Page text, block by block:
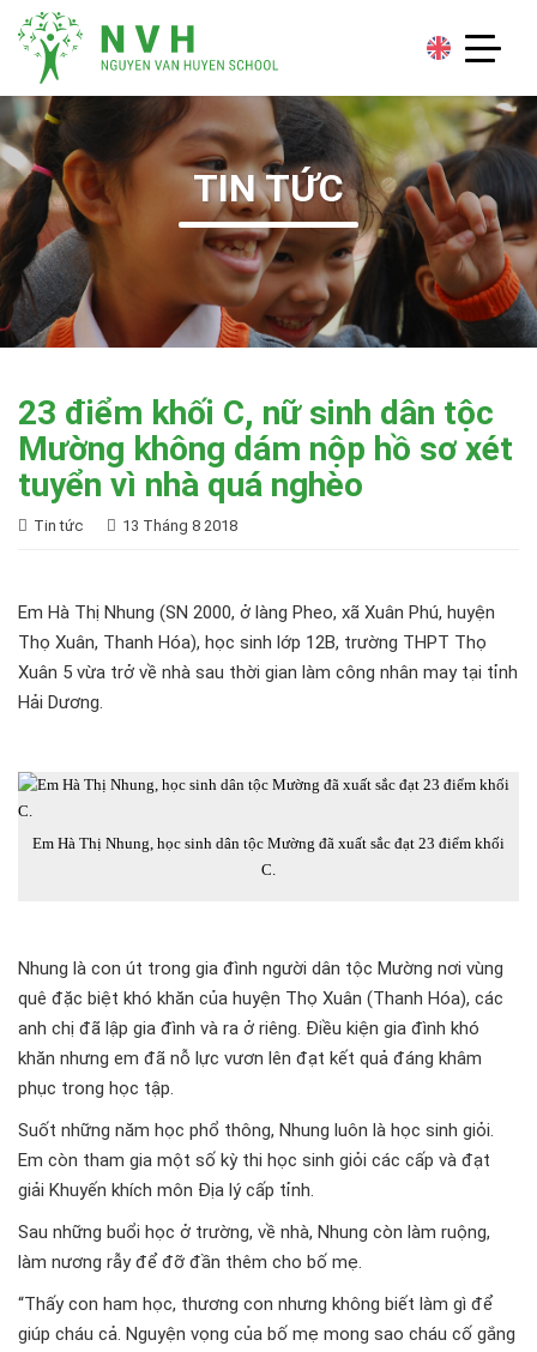
TIN TỨC
23 điểm khối C, nữ sinh dân tộc
Mường không dám nộp hồ sơ xét
tuyển vì nhà quá nghèo
Tin tức 13 Tháng 8 2018
Em Hà Thị Nhung (SN 2000, ở làng Pheo, xã Xuân Phú, huyện
Thọ Xuân, Thanh Hóa), học sinh lớp 12B, trường THPT Thọ
Xuân 5 vừa trở về nhà sau thời gian làm công nhân may tại tỉnh
Hải Dương.
Em Hà Thị Nhung, học sinh dân tộc Mường đã xuất sắc đạt 23 điểm khối
C.
Nhung là con út trong gia đình người dân tộc Mường nơi vùng
quê đặc biệt khó khăn của huyện Thọ Xuân (Thanh Hóa), các
anh chị đã lập gia đình và ra ở riêng. Điều kiện gia đình khó
khăn nhưng em đã nỗ lực vươn lên đạt kết quả đáng khâm
phục trong học tập.
Suốt những năm học phổ thông, Nhung luôn là học sinh giỏi.
Em còn tham gia một số kỳ thi học sinh giỏi các cấp và đạt
giải Khuyến khích môn Địa lý cấp tỉnh.
Sau những buổi học ở trường, về nhà, Nhung còn làm ruộng,
làm nương rẫy để đỡ đần thêm cho bố mẹ.
“Thấy con ham học, thương con nhưng không biết làm gì để
giúp cháu cả. Nguyện vọng của bố mẹ mong sao cháu cố gắng